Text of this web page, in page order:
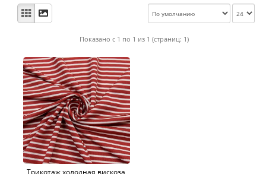
Показано с 1 по 1 из 1 (страниц: 1)
Трикотаж холодная вискоза,